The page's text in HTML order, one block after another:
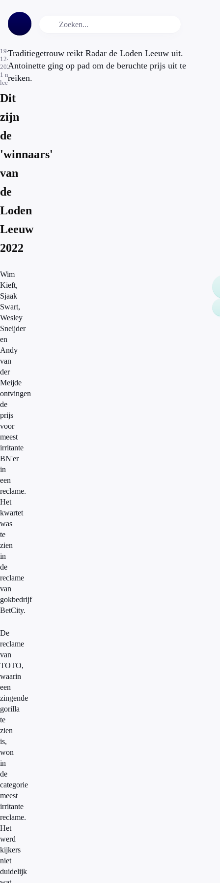
19-
12-
2022
1 min.
leestijd
Dit
zijn
de
'winnaars'
van
de
Loden
Leeuw
2022
Traditiegetrouw reikt Radar de Loden Leeuw uit.
Antoinette ging op pad om de beruchte prijs uit te
reiken.
Wim
Kieft,
Sjaak
Swart,
Wesley
Sneijder
en
Andy
van
der
Meijde
ontvingen
de
prijs
voor
meest
irritante
BN'er
in
een
reclame.
Het
kwartet
was
te
zien
in
de
reclame
van
gokbedrijf
BetCity.
De
reclame
van
TOTO,
waarin
een
zingende
gorilla
te
zien
is,
won
in
de
categorie
meest
irritante
reclame.
Het
werd
kijkers
niet
duidelijk